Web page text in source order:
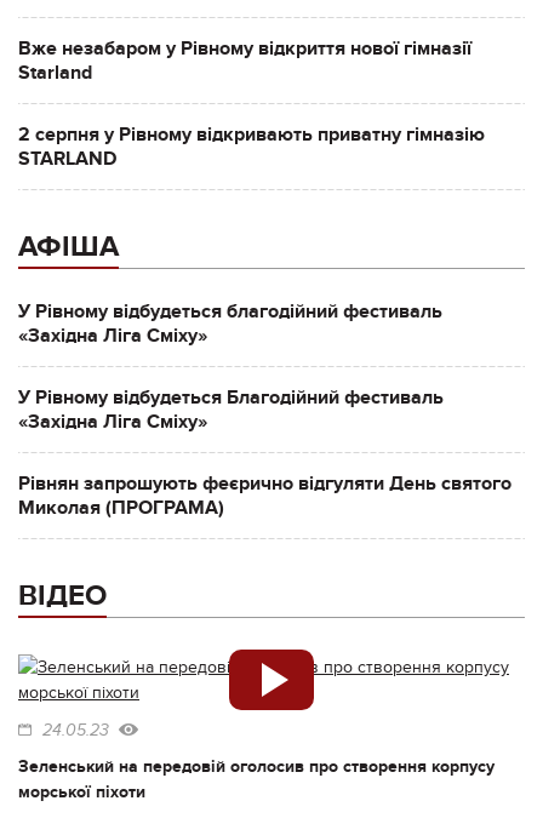
Вже незабаром у Рівному відкриття нової гімназії
Starland
2 серпня у Рівному відкривають приватну гімназію
STARLAND
АФІША
У Рівному відбудеться благодійний фестиваль
«Західна Ліга Сміху»
У Рівному відбудеться Благодійний фестиваль
«Західна Ліга Сміху»
Рівнян запрошують феєрично відгуляти День святого
Миколая (ПРОГРАМА)
ВІДЕО
24.05.23
Зеленський на передовій оголосив про створення корпусу
морської піхоти